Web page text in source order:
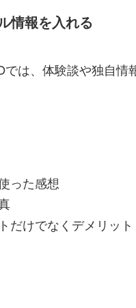
情報を入れる
では、体験談や独自情
った感想
だけでなくデメリット